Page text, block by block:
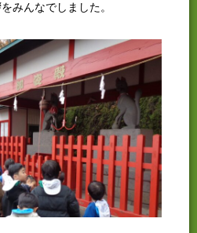
みんなでしました。